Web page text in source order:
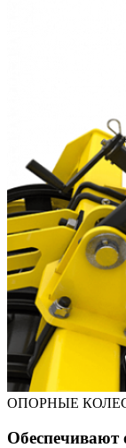
ОПОРНЫЕ
Обеспечивают